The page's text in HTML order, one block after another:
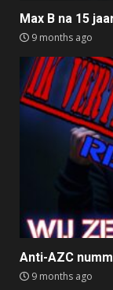
Max B na 15
9 months ago
Anti-AZC
9 months ago